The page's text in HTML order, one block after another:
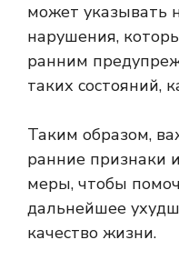
может указывать
нарушения,
ранним
таких состояний,
Таким образом,
ранние признаки
меры, чтобы
дальнейшее
качество жизни.